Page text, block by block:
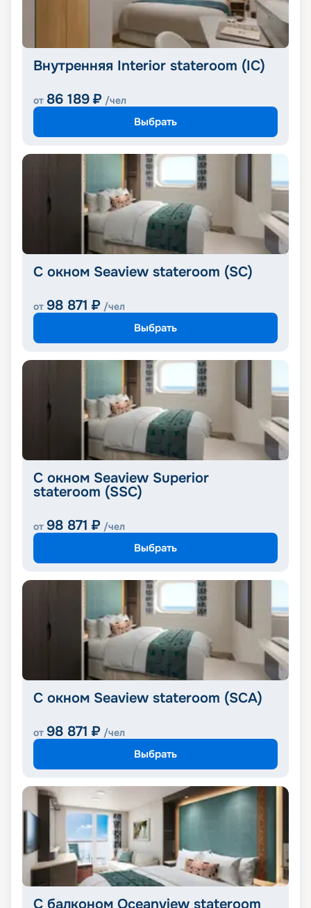
Внутренняя Interior stateroom (IC)
от 86 189 ₽ /чел
Выбрать
С окном Seaview stateroom (SC)
от 98 871 ₽ /чел
Выбрать
С окном Seaview Superior
stateroom (SSC)
от 98 871 ₽ /чел
Выбрать
С окном Seaview stateroom (SCA)
от 98 871 ₽ /чел
Выбрать
С балконом Oceanview stateroom